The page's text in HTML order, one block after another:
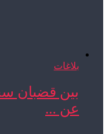
بلاغات
عن ...